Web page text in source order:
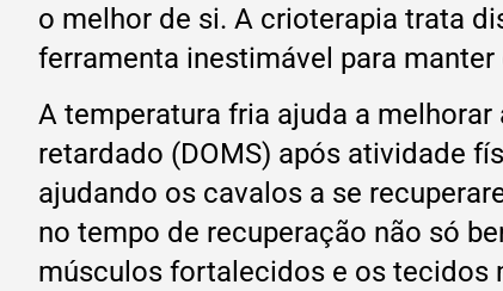
o melhor de si. A crioterapia trata
ferramenta inestimável para manter
A temperatura fria ajuda a
retardado (DOMS) após atividade
ajudando os cavalos a se
no tempo de recuperação não só
músculos fortalecidos e os tecidos